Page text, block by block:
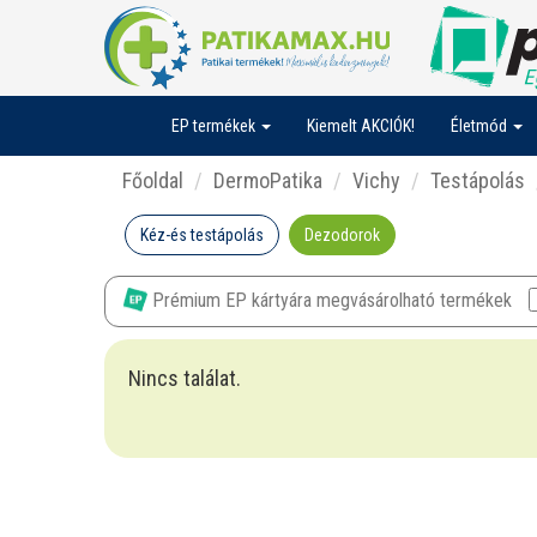
EP termékek Kiemelt AKCIÓK! Életmód
Főoldal DermoPatika Vichy Testápolás
Kéz-és testápolás Dezodorok
Prémium EP kártyára megvásárolható termékek
Nincs találat.